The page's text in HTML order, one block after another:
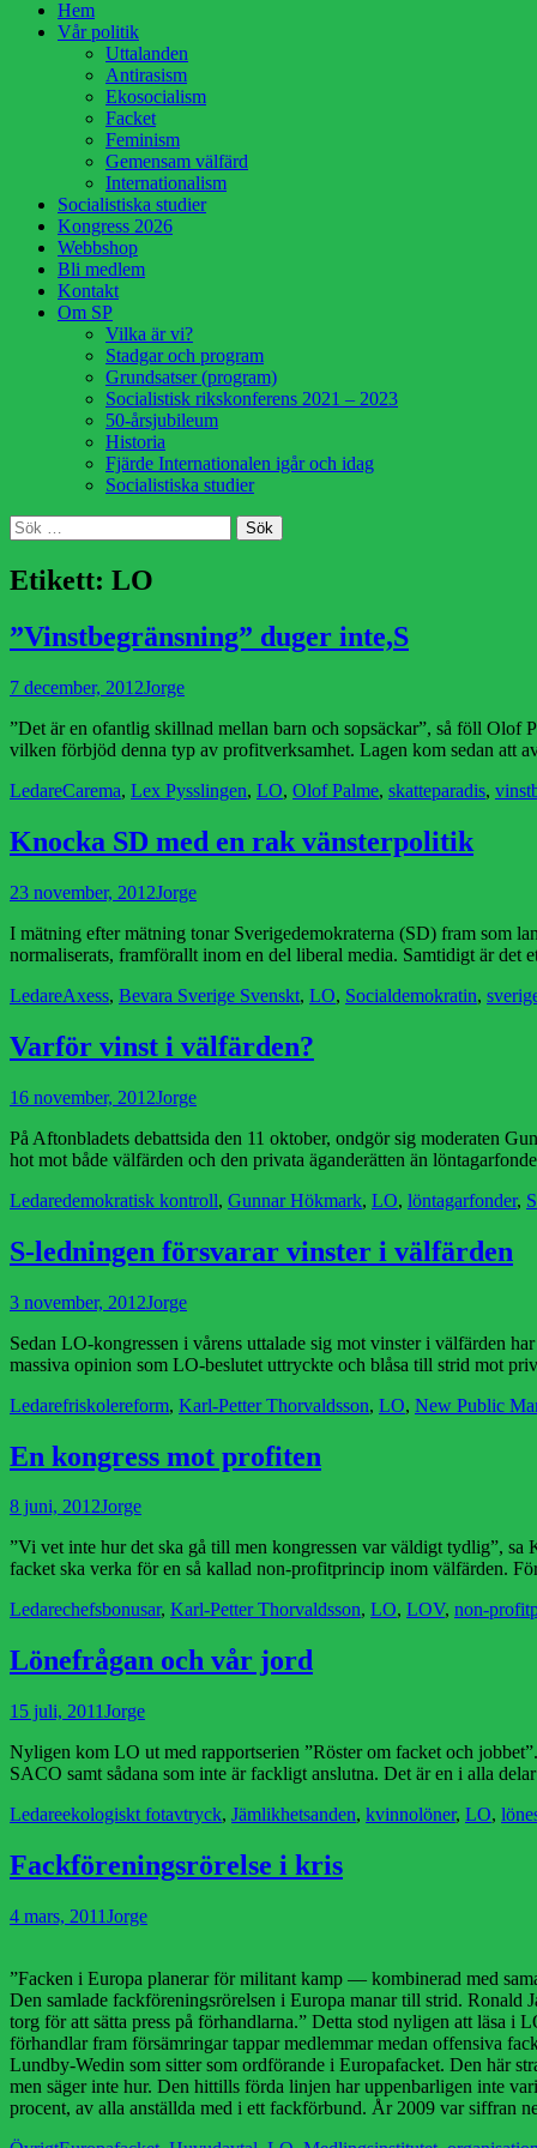
HoppaHem
Vår politik
Uttalanden
Antirasism
Ekosocialism
Facket
Feminism
Gemensam välfärd
Internationalism
Socialistiska studier
Kongress 2026
Webbshop
Bli medlem
Kontakt
Om SP
Vilka är vi?
Stadgar och program
Grundsatser (program)
Socialistisk rikskonferens 2021 – 2023
50-årsjubileum
Historia
Fjärde Internationalen igår och idag
Socialistiska studier
Sök
Sök
efter:
Etikett: LO
”Vinstbegränsning” duger inte,S
Publicerad
7 december, 2012Författare
Jorge
”Det är en ofantlig skillnad mellan barn och sopsäckar”, så föll Olof
vilken förbjöd denna typ av profitverksamhet. Lagen kom sedan att
Kategorier
LedareEtiketter
Carema, Lex Pysslingen, LO, Olof Palme, skatteparadis,
Knocka SD med en rak vänsterpolitik
Publicerad
23 november, 2012Författare
Jorge
I mätning efter mätning tonar Sverigedemokraterna (SD) fram som
normaliserats, framförallt inom en del liberal media. Samtidigt är
Kategorier
LedareEtiketter
Axess, Bevara Sverige Svenskt, LO, Socialdemokratin,
Varför vinst i välfärden?
Publicerad
16 november, 2012Författare
Jorge
På Aftonbladets debattsida den 11 oktober, ondgör sig moderaten
hot mot både välfärden och den privata äganderätten än
Kategorier
LedareEtiketter
demokratisk kontroll, Gunnar Hökmark, LO, löntagarfonder,
S-ledningen försvarar vinster i välfärden
Publicerad
3 november, 2012Författare
Jorge
Sedan LO-kongressen i vårens uttalade sig mot vinster i välfärden
massiva opinion som LO-beslutet uttryckte och blåsa till strid mot
Kategorier
LedareEtiketter
friskolereform, Karl-Petter Thorvaldsson, LO, New Public
En kongress mot profiten
Publicerad
8 juni, 2012Författare
Jorge
”Vi vet inte hur det ska gå till men kongressen var väldigt tydlig”,
facket ska verka för en så kallad non-profitprincip inom välfärden.
Kategorier
LedareEtiketter
chefsbonusar, Karl-Petter Thorvaldsson, LO, LOV, non-
Lönefrågan och vår jord
Publicerad
15 juli, 2011 Författare
Jorge
Nyligen kom LO ut med rapportserien ”Röster om facket och
SACO samt sådana som inte är fackligt anslutna. Det är en i alla
Kategorier
LedareEtiketter
ekologiskt fotavtryck, Jämlikhetsanden, kvinnolöner, LO,
Fackföreningsrörelse i kris
Publicerad
4 mars, 2011 Författare
Jorge
”Facken i Europa planerar för militant kamp — kombinerad med
Den samlade fackförenings­rörelsen i Europa manar till strid. Ronald
torg för att sätta press på förhandlarna.” Detta stod nyligen att läsa i
förhandlar fram försämringar tappar medlemmar medan offensiva
Lundby-Wedin som sitter som ordförande i Europafacket. Den här
men säger inte hur. Den hittills förda linjen har uppenbarligen inte
procent, av alla anställda med i ett fackförbund. År 2009 var siffran